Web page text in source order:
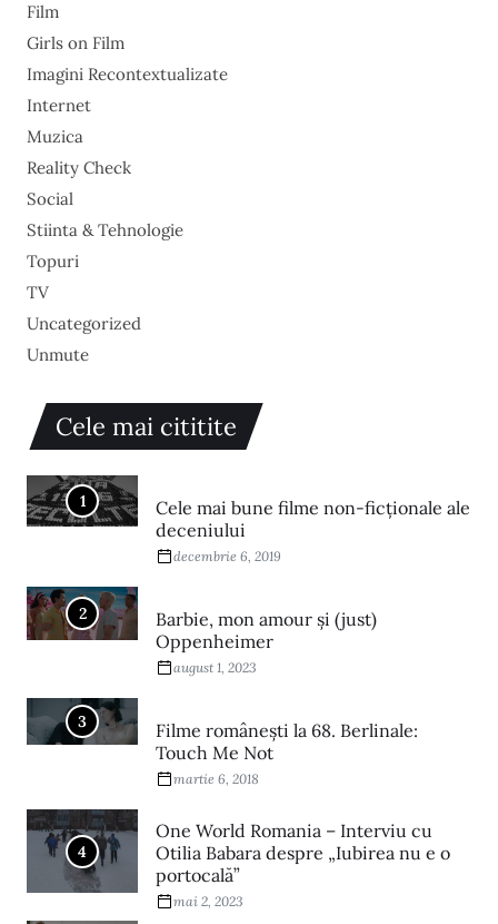
Film
Girls on Film
Imagini Recontextualizate
Internet
Muzica
Reality Check
Social
Stiinta & Tehnologie
Topuri
TV
Uncategorized
Unmute
Cele mai cititite
1
Cele mai bune filme non-ficționale ale
deceniului
decembrie 6, 2019
2
Barbie, mon amour și (just)
Oppenheimer
august 1, 2023
3
Filme româneşti la 68. Berlinale:
Touch Me Not
martie 6, 2018
4
One World Romania – Interviu cu
Otilia Babara despre „Iubirea nu e o
portocală”
mai 2, 2023